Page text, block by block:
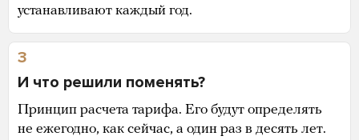
устанавливают каждый год.
3
И что решили поменять?
Принцип расчета тарифа. Его будут определять
не ежегодно, как сейчас, а один раз в десять лет.